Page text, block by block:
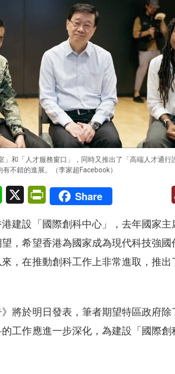
」和「人才服務窗口」，同時又推出了「高端人才通行
不錯的進展。（李家超Facebook）
Line X PrintFriendly
Share
建設「國際創科中心」，去年國家主
，希望香港為國家成為現代科技強國
，在推動創科工作上非常進取，推出
將於明日發表，筆者期望特區政府除
工作應進一步深化，為建設「國際創